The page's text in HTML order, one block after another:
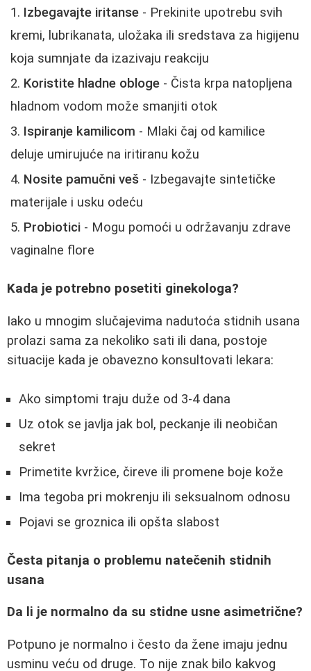
Izbegavajte iritanse - Prekinite upotrebu svih
kremi, lubrikanata, uložaka ili sredstava za higijenu
koja sumnjate da izazivaju reakciju
Koristite hladne obloge - Čista krpa natopljena
hladnom vodom može smanjiti otok
Ispiranje kamilicom - Mlaki čaj od kamilice
deluje umirujuće na iritiranu kožu
Nosite pamučni veš - Izbegavajte sintetičke
materijale i usku odeću
Probiotici - Mogu pomoći u održavanju zdrave
vaginalne flore
Kada je potrebno posetiti ginekologa?
Iako u mnogim slučajevima nadutoća stidnih usana
prolazi sama za nekoliko sati ili dana, postoje
situacije kada je obavezno konsultovati lekara:
Ako simptomi traju duže od 3-4 dana
Uz otok se javlja jak bol, peckanje ili neobičan
sekret
Primetite kvržice, čireve ili promene boje kože
Ima tegoba pri mokrenju ili seksualnom odnosu
Pojavi se groznica ili opšta slabost
Česta pitanja o problemu natečenih stidnih
usana
Da li je normalno da su stidne usne asimetrične?
Potpuno je normalno i često da žene imaju jednu
usminu veću od druge. To nije znak bilo kakvog